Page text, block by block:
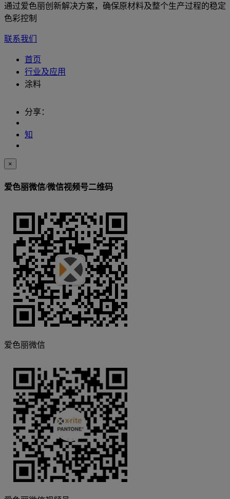
通过爱色丽创新解决方案，确保原材料及整个生产过程的稳定
色彩控制
联系我们
首页
行业及应用
涂料
分享：
知
×
爱色丽微信/微信视频号二维码
爱色丽微信